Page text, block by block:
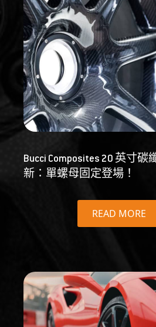
Bucci Composites 20 英寸
新：單螺母固定登場！
READ MORE